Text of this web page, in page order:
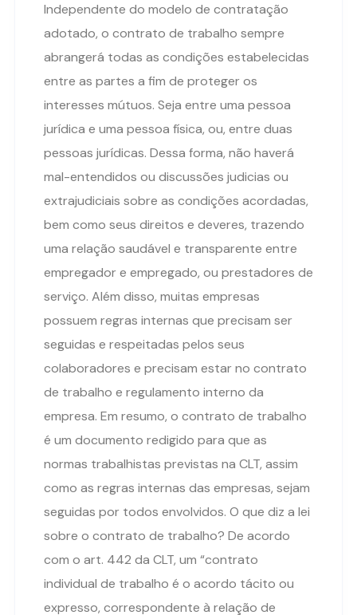
Independente do modelo de contratação
adotado, o contrato de trabalho sempre
abrangerá todas as condições estabelecidas
entre as partes a fim de proteger os
interesses mútuos. Seja entre uma pessoa
jurídica e uma pessoa física, ou, entre duas
pessoas jurídicas. Dessa forma, não haverá
mal-entendidos ou discussões judicias ou
extrajudiciais sobre as condições acordadas,
bem como seus direitos e deveres, trazendo
uma relação saudável e transparente entre
empregador e empregado, ou prestadores de
serviço. Além disso, muitas empresas
possuem regras internas que precisam ser
seguidas e respeitadas pelos seus
colaboradores e precisam estar no contrato
de trabalho e regulamento interno da
empresa. Em resumo, o contrato de trabalho
é um documento redigido para que as
normas trabalhistas previstas na CLT, assim
como as regras internas das empresas, sejam
seguidas por todos envolvidos. O que diz a lei
sobre o contrato de trabalho? De acordo
com o art. 442 da CLT, um “contrato
individual de trabalho é o acordo tácito ou
expresso, correspondente à relação de